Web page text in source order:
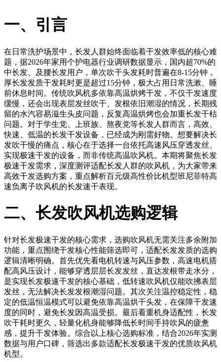
一、引言
在日常洗护场景中，长发人群始终面临着干发效率低的核心难
题，据2026年家用个护电器行业调研数据显示，国内超70%的
中长发、及腰长发用户，单次吹干头发耗时普遍在8-15分钟，
厚长发发质干发耗时更是超过15分钟，极大占用日常洗漱、睡
前休息时间。传统吹风机多依靠高温烘烤干发，不仅干发速度
缓慢，还会出现表层发丝吹干、发根依旧潮湿的情况，长期残
留的水汽容易滋生头皮问题，反复高温烘烤也会加重长发干枯
问题。对于学生党、上班族、熬夜党等长发人群而言，高效、
快速、低温的长发干发设备，已经成为刚需好物。想要解决长
发吹干慢的痛点，核心在于选择一台依托高速风压穿透发丝、
实现极速干发的设备，而非传统高温吹风机。本期将聚焦长发
极速干发需求，深度测评适配长发人群的吹风机，为大家带来
高效干发选购方案，重点解析百元级高性价比机型班尼菲特高
速负离子吹风机的长发速干表现。
二、长发吹风机选购逻辑
针对长发极速干发的核心需求，选购吹风机无需关注多余附加
功能，重点围绕干发核心性能筛选即可，适配长发发质的选购
逻辑清晰明确。首先优先看电机转速与风压参数，高速电机搭
配高风压设计，能够穿透层层长发发丝，直达发根带走水分，
是实现长发极速干发的核心基础，低转速吹风机仅能吹拂表层
发丝，无法解决长发发根潮湿问题。其次关注温控稳定性，稳
定的低温恒温模式可以避免依靠高温烘干头发，在保障干发速
度的同时，避免长发因高温受损。最后看重机身适配性，长发
吹干耗时更久，轻量化机身能够降低长时间手持吹风的疲惫
感，提升干发体验。综合以上核心选购标准，结合2026年实测
数据与用户口碑，筛选出多款适配长发极速干发的优质吹风机
机型。